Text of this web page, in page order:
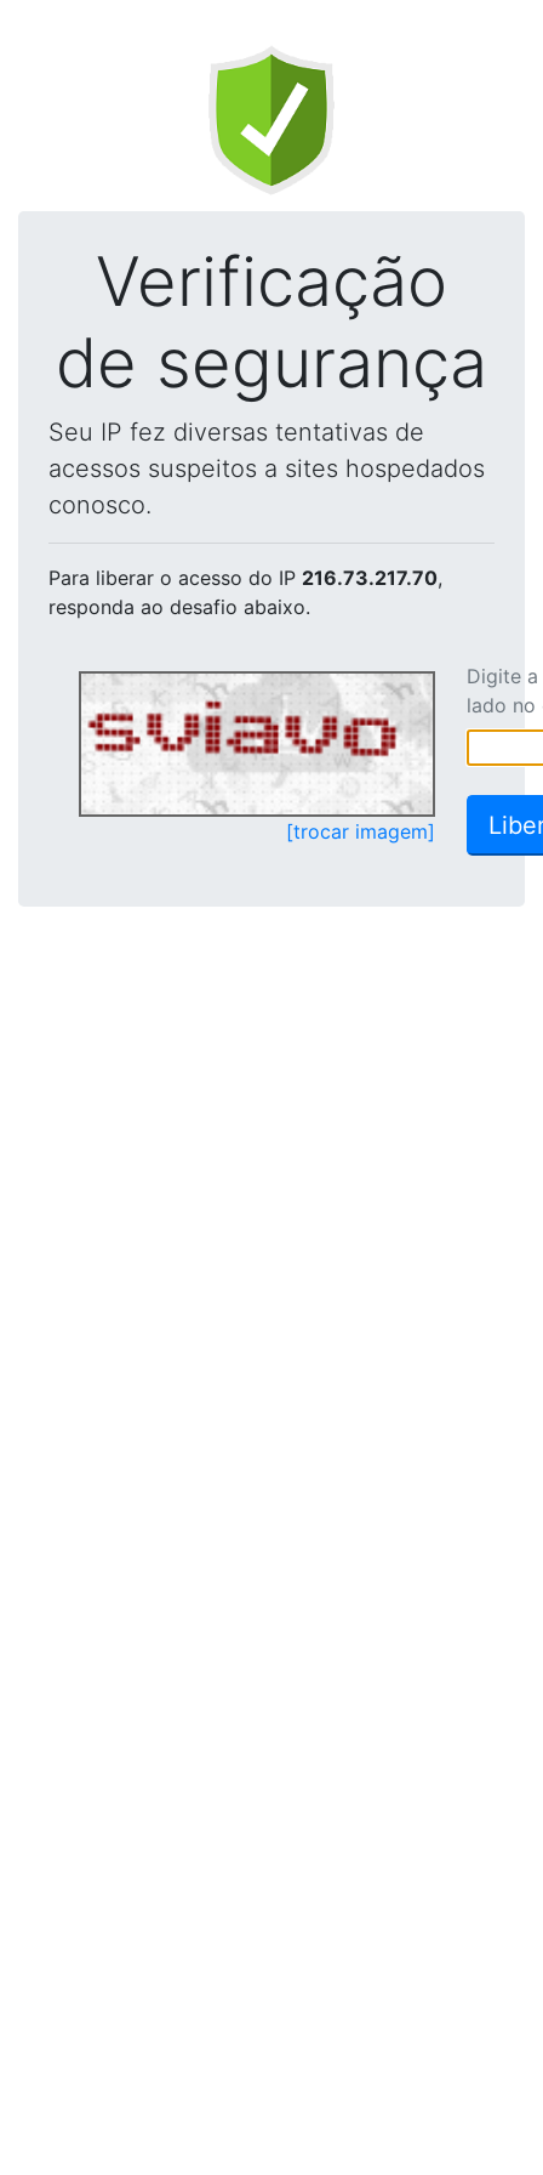
Verificação
de segurança
Seu IP fez diversas tentativas de
acessos suspeitos a sites hospedados
conosco.
Para liberar o acesso do IP 216.73.217.70,
responda ao desafio abaixo.
[trocar imagem]
Digite
lado no